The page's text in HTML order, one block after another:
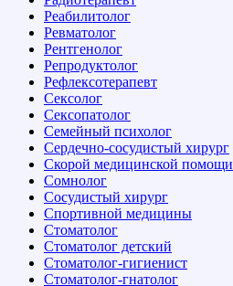
Реабилитолог
Ревматолог
Рентгенолог
Репродуктолог
Рефлексотерапевт
Сексолог
Сексопатолог
Семейный психолог
Сердечно-сосудистый хирург
Скорой медицинской помощи
Сомнолог
Сосудистый хирург
Спортивной медицины
Стоматолог
Стоматолог детский
Стоматолог-гигиенист
Стоматолог-гнатолог